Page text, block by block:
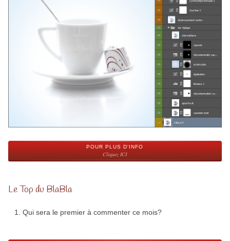
POUR PLUS D'INFO
Cliquez ICI
Le Top du BlaBla
Qui sera le premier à commenter ce mois?